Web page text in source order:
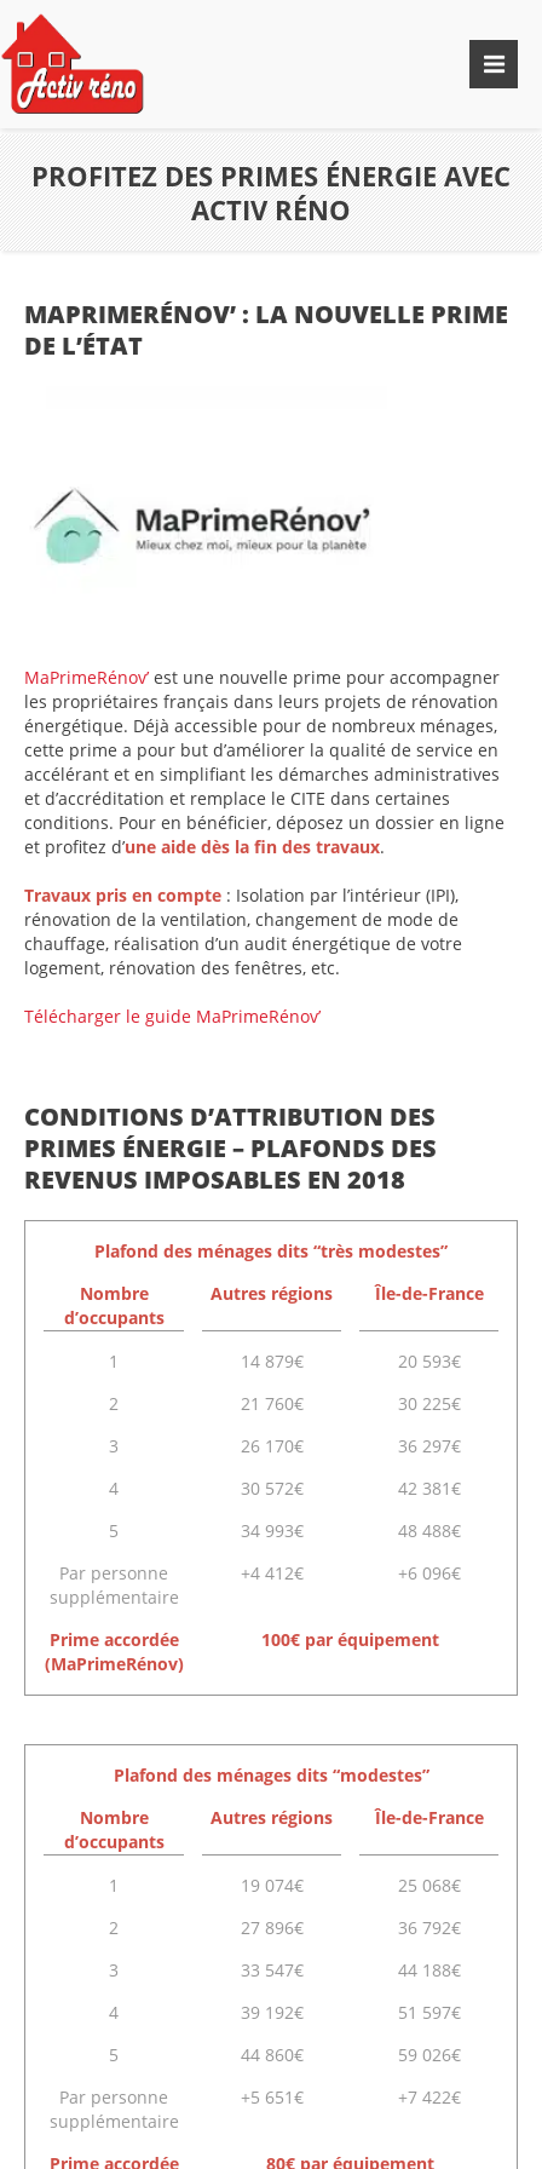
PROFITEZ DES PRIMES ÉNERGIE AVEC
ACTIV RÉNO
MAPRIMERÉNOV’ : LA NOUVELLE PRIME
DE L’ÉTAT
MaPrimeRénov’ est une nouvelle prime pour accompagner
les propriétaires français dans leurs projets de rénovation
énergétique. Déjà accessible pour de nombreux ménages,
cette prime a pour but d’améliorer la qualité de service en
accélérant et en simplifiant les démarches administratives
et d’accréditation et remplace le CITE dans certaines
conditions. Pour en bénéficier, déposez un dossier en ligne
et profitez d’une aide dès la fin des travaux.
Travaux pris en compte : Isolation par l’intérieur (IPI),
rénovation de la ventilation, changement de mode de
chauffage, réalisation d’un audit énergétique de votre
logement, rénovation des fenêtres, etc.
Télécharger le guide MaPrimeRénov’
CONDITIONS D’ATTRIBUTION DES
PRIMES ÉNERGIE – PLAFONDS DES
REVENUS IMPOSABLES EN 2018
Plafond des ménages dits “très modestes”
Nombre
d’occupants
Autres régions Île-de-France
1 14 879€
20 593€
2
21 760€
30 225€
3
26 170€
36 297€
4
30 572€
42 381€
5
34 993€
48 488€
Par personne
supplémentaire
+4 412€ +6 096€
Prime accordée
(MaPrimeRénov)
100€ par équipement
Plafond des ménages dits “modestes”
Nombre
d’occupants
Autres régions Île-de-France
1 19 074€
25 068€
2
27 896€
36 792€
3
33 547€
44 188€
4
39 192€
51 597€
5
44 860€
59 026€
Par personne
supplémentaire
+5 651€ +7 422€
Prime accordée 80€ par équipement